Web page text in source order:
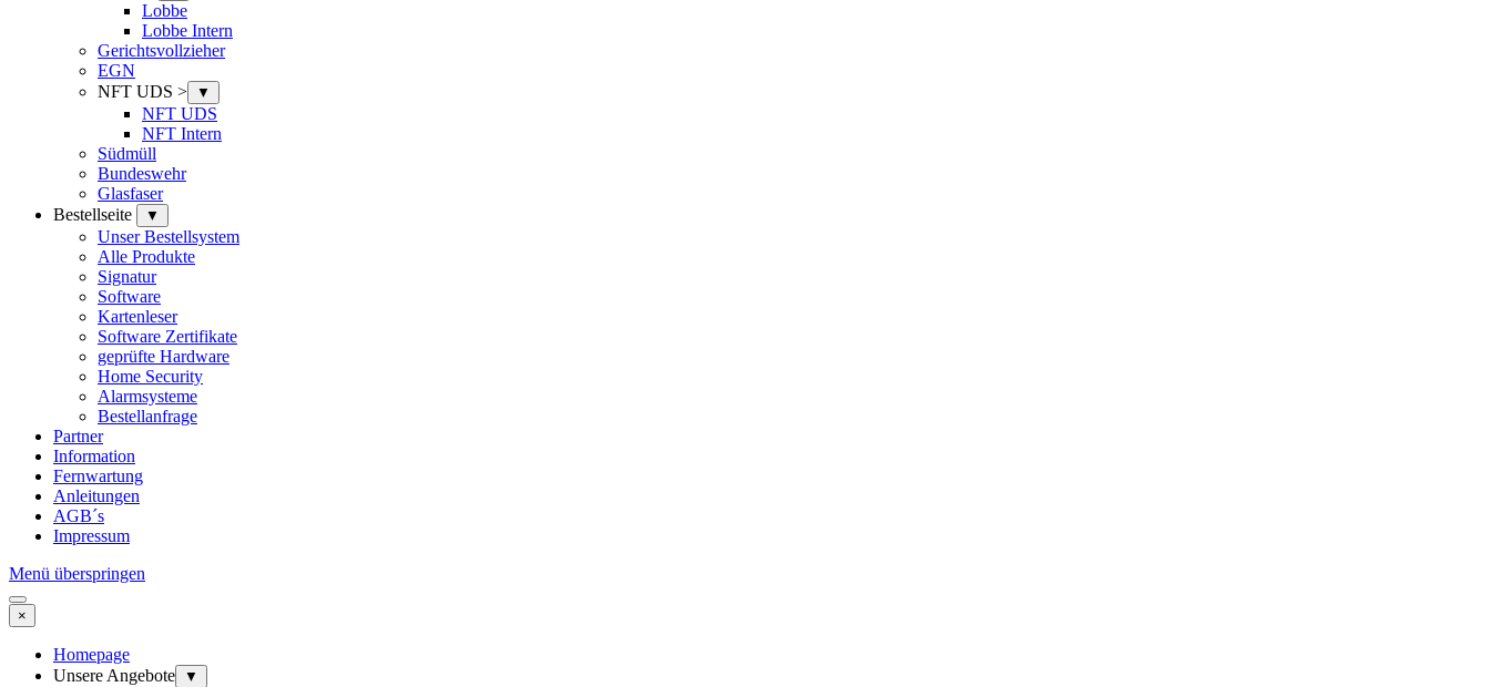
Lobbe
Lobbe Intern
Gerichtsvollzieher
EGN
NFT UDS >
▼
NFT UDS
NFT Intern
Südmüll
Bundeswehr
Glasfaser
Bestellseite
▼
Unser Bestellsystem
Alle Produkte
Signatur
Software
Kartenleser
Software Zertifikate
geprüfte Hardware
Home Security
Alarmsysteme
Bestellanfrage
Partner
Information
Fernwartung
Anleitungen
AGB´s
Impressum
Menü überspringen
×
Homepage
Unsere Angebote
▼